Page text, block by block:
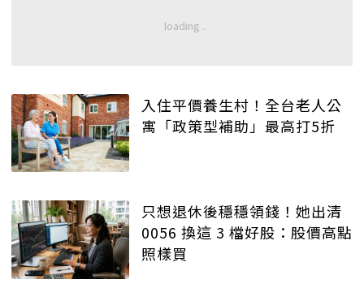
入住平價養生村！全台老人公
寓「政策型補助」最高打5折
只想退休後穩穩領錢！她出清
0056 換這 3 檔好股：股價高點
照樣買